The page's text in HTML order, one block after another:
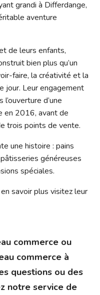
grandi à Differdange,
aventure
de leurs enfants,
bien plus qu’un
faire, la créativité et la
jour. Leur engagement
d’une
en 2016, avant de
trois points de vente.
une histoire : pains
généreuses
spéciales.
savoir plus visitez leur
commerce ou
commerce à
questions ou des
notre service de